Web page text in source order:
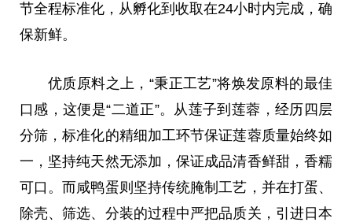
节全程标准化，从孵化到收取在24小时内完成，确
保新鲜。
优质原料之上，“秉正工艺”将焕发原料的最佳
口感，这便是“二道正”。从莲子到莲蓉，经历四层
分筛，标准化的精细加工环节保证莲蓉质量始终如
一，坚持纯天然无添加，保证成品清香鲜甜，香糯
可口。而咸鸭蛋则坚持传统腌制工艺，并在打蛋、
除壳、筛选、分装的过程中严把品质关，引进日本